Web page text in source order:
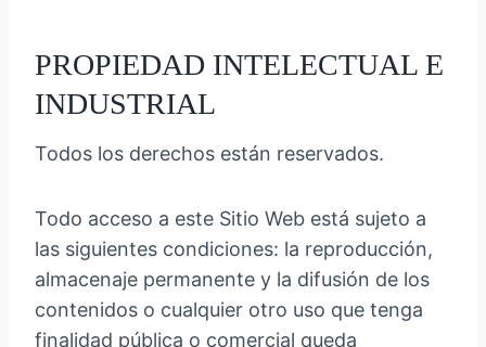
PROPIEDAD INTELECTUAL E
INDUSTRIAL
Todos los derechos están reservados.
Todo acceso a este Sitio Web está sujeto a
las siguientes condiciones: la reproducción,
almacenaje permanente y la difusión de los
contenidos o cualquier otro uso que tenga
finalidad pública o comercial queda